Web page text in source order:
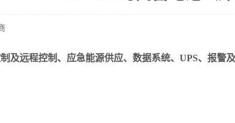
及远程控制、应急能源供应、数据系统、UPS、报